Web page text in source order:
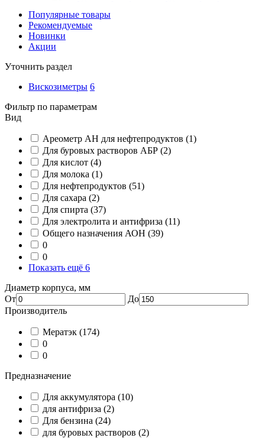
Популярные товары
Рекомендуемые
Новинки
Акции
Уточнить раздел
Вискозиметры 6
Фильтр по параметрам
Вид
Ареометр АН для нефтепродуктов (1)
Для буровых растворов АБР (2)
Для кислот (4)
Для молока (1)
Для нефтепродуктов (51)
Для сахара (2)
Для спирта (37)
Для электролита и антифриза (11)
Общего назначения АОН (39)
0
0
Показать ещё 6
Диаметр корпуса, мм
От
До
Производитель
Мератэк (174)
0
0
Предназначение
Для аккумулятора (10)
для антифриза (2)
Для бензина (24)
для буровых растворов (2)